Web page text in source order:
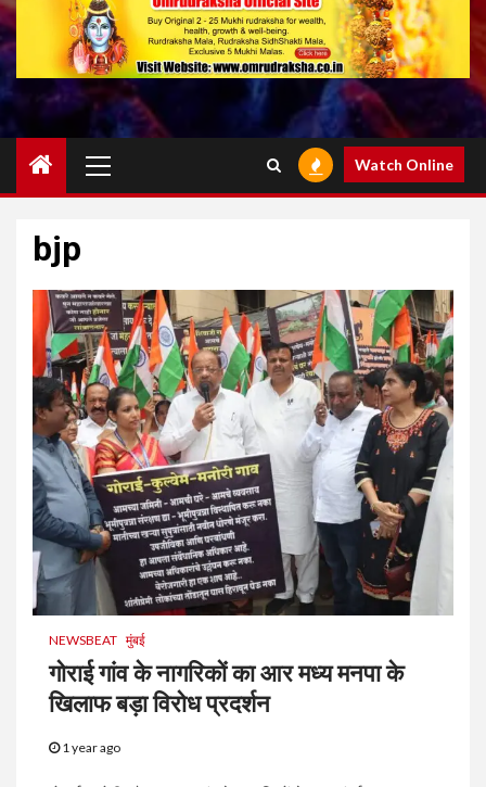
Menu
Watch Online
bjp
NEWSBEAT मुंबई
गोराई गांव के नागरिकों का आर मध्य मनपा के
खिलाफ बड़ा विरोध प्रदर्शन
1 year ago